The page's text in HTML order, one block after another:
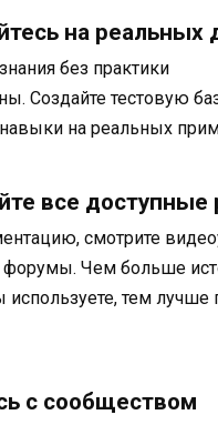
на реальных
без практики
Создайте тестовую
на реальных
все доступные
смотрите
форумы. Чем больше
тем лучше
с сообществом